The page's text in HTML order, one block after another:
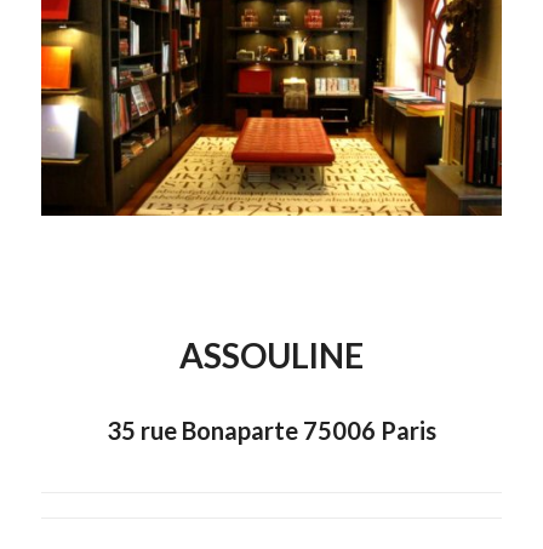
ASSOULINE
35 rue Bonaparte 75006 Paris